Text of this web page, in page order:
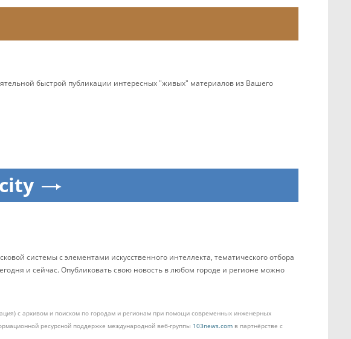
быстрой публикации интересных "живых" материалов из Вашего
системы с элементами искусственного интеллекта, тематического отбора
и сейчас. Опубликовать свою новость в любом городе и регионе можно
с архивом и поиском по городам и регионам при помощи современных инженерных
ресурсной поддержке международной веб-группы 103news.com в партнёрстве с